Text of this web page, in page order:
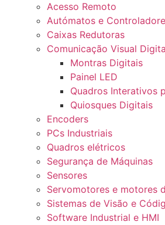
Acesso Remoto
Autómatos e
Caixas Redutoras
Comunicação Visual
Montras Digitais
Painel LED
Quadros Interativos
Quiosques Digitais
Encoders
PCs Industriais
Quadros elétricos
Segurança de Máquinas
Sensores
Servomotores e motores
Sistemas de Visão e
Software Industrial e HMI